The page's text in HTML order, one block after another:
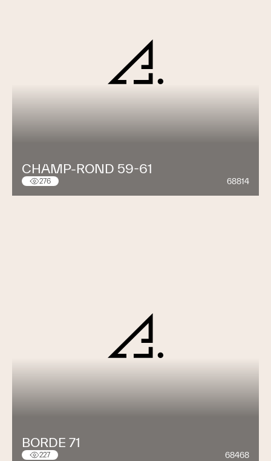
CHAMP-ROND 59-61
276 68814
BORDE 71
227 68468